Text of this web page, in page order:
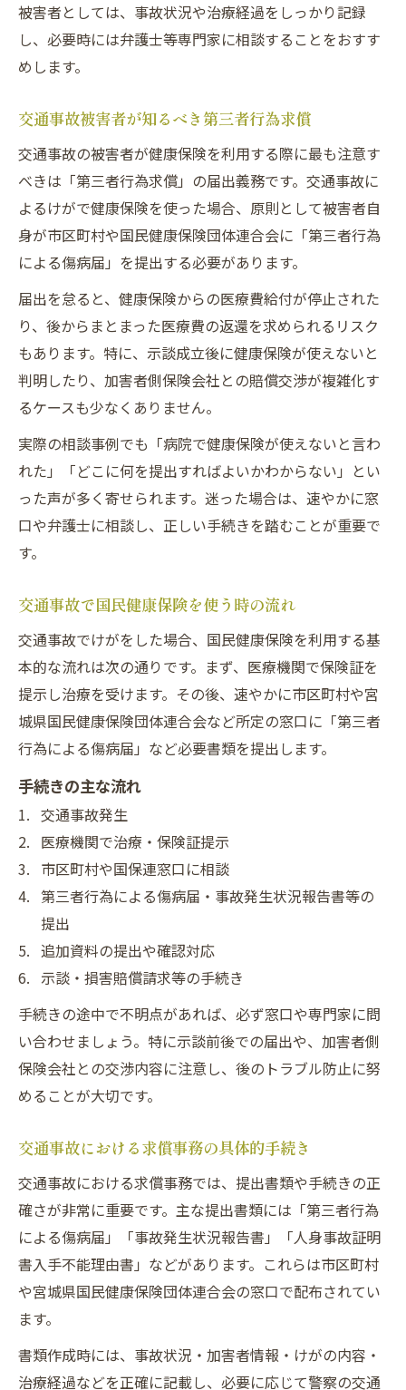
被害者としては、事故状況や治療経過をしっかり記録
し、必要時には弁護士等専門家に相談することをおすす
めします。
交通事故被害者が知るべき第三者行為求償
交通事故の被害者が健康保険を利用する際に最も注意す
べきは「第三者行為求償」の届出義務です。交通事故に
よるけがで健康保険を使った場合、原則として被害者自
身が市区町村や国民健康保険団体連合会に「第三者行為
による傷病届」を提出する必要があります。
届出を怠ると、健康保険からの医療費給付が停止された
り、後からまとまった医療費の返還を求められるリスク
もあります。特に、示談成立後に健康保険が使えないと
判明したり、加害者側保険会社との賠償交渉が複雑化す
るケースも少なくありません。
実際の相談事例でも「病院で健康保険が使えないと言わ
れた」「どこに何を提出すればよいかわからない」とい
った声が多く寄せられます。迷った場合は、速やかに窓
口や弁護士に相談し、正しい手続きを踏むことが重要で
す。
交通事故で国民健康保険を使う時の流れ
交通事故でけがをした場合、国民健康保険を利用する基
本的な流れは次の通りです。まず、医療機関で保険証を
提示し治療を受けます。その後、速やかに市区町村や宮
城県国民健康保険団体連合会など所定の窓口に「第三者
行為による傷病届」など必要書類を提出します。
手続きの主な流れ
交通事故発生
医療機関で治療・保険証提示
市区町村や国保連窓口に相談
第三者行為による傷病届・事故発生状況報告書等の
提出
追加資料の提出や確認対応
示談・損害賠償請求等の手続き
手続きの途中で不明点があれば、必ず窓口や専門家に問
い合わせましょう。特に示談前後での届出や、加害者側
保険会社との交渉内容に注意し、後のトラブル防止に努
めることが大切です。
交通事故における求償事務の具体的手続き
交通事故における求償事務では、提出書類や手続きの正
確さが非常に重要です。主な提出書類には「第三者行為
による傷病届」「事故発生状況報告書」「人身事故証明
書入手不能理由書」などがあります。これらは市区町村
や宮城県国民健康保険団体連合会の窓口で配布されてい
ます。
書類作成時には、事故状況・加害者情報・けがの内容・
治療経過などを正確に記載し、必要に応じて警察の交通